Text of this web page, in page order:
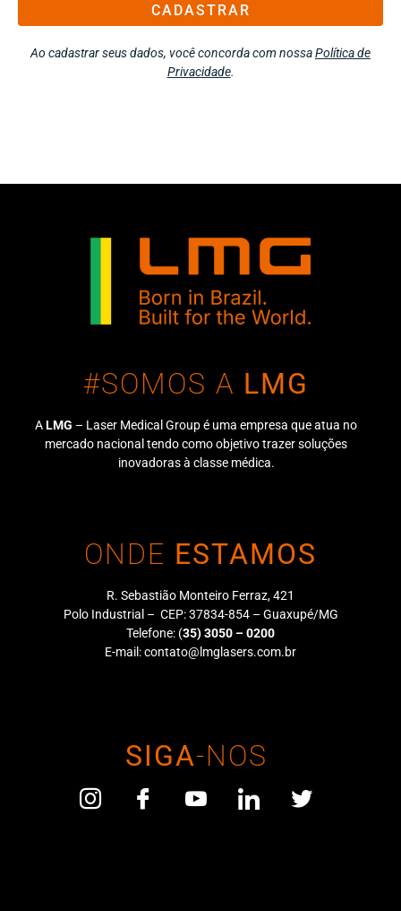
CADASTRAR
Ao cadastrar seus dados, você concorda com nossaPolítica de
Privacidade.
#SOMOS A LMG
ALMG – Laser Medical Group é uma empresa que atua no
mercado nacional tendo como objetivo trazer soluções
inovadoras à classe médica.
ONDE ESTAMOS
R. Sebastião Monteiro Ferraz, 421
Polo Industrial – CEP: 37834-854 – Guaxupé/MG
Telefone: (35) 3050 – 0200
E-mail:contato@lmglasers.com.br
SIGA-NOS